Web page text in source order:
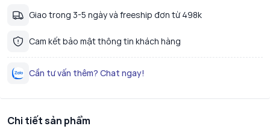
Giao trong 3-5 ngày và freeship đơn từ 498k
Cam kết bảo mật thông tin khách hàng
Cần tư vấn thêm? Chat ngay!
Chi tiết sản phẩm